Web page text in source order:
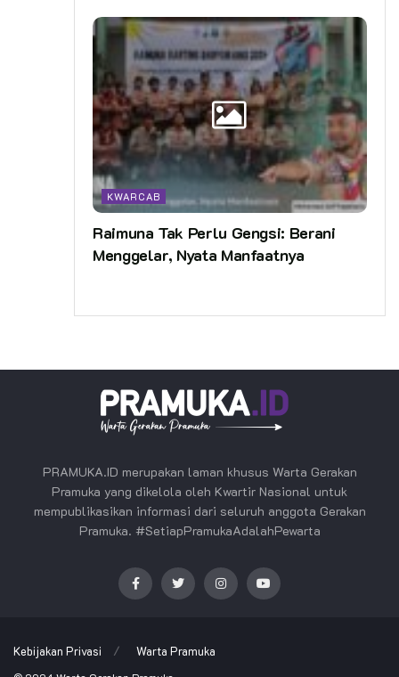
KWARCAB
Raimuna Tak Perlu Gengsi: Berani
Menggelar, Nyata Manfaatnya
PRAMUKA.ID merupakan laman khusus Warta Gerakan
Pramuka yang dikelola oleh Kwartir Nasional untuk
mempublikasikan informasi dari seluruh anggota Gerakan
Pramuka. #SetiapPramukaAdalahPewarta
Kebijakan Privasi Warta Pramuka